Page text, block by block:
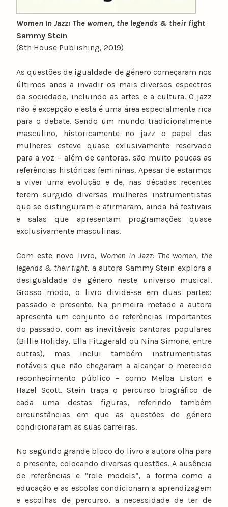
Women In Jazz: The women, the legends & their fight
Sammy Stein
(8th House Publishing, 2019)
As questões de igualdade de género começaram nos
últimos anos a invadir os mais diversos espectros
da sociedade, incluindo as artes e a cultura. O jazz
não é excepção e esta é uma área especialmente rica
para o debate. Sendo um mundo tradicionalmente
masculino, historicamente no jazz o papel das
mulheres esteve quase exlusivamente reservado
para a voz – além de cantoras, são muito poucas as
referências históricas femininas. Apesar de estarmos
a viver uma evolução e de, nas décadas recentes
terem surgido diversas mulheres instrumentistas
que se distinguiram e afirmaram, ainda há festivais
e salas que apresentam programações quase
exclusivamente masculinas.
Com este novo livro, Women In Jazz: The women, the
legends & their fight, a autora Sammy Stein explora a
desigualdade de género neste universo musical.
Grosso modo, o livro divide-se em duas partes:
passado e presente. Na primeira metade a autora
apresenta um conjunto de referências importantes
do passado, com as inevitáveis cantoras populares
(Billie Holiday, Ella Fitzgerald ou Nina Simone, entre
outras), mas inclui também instrumentistas
notáveis que não chegaram a alcançar o merecido
reconhecimento público – como Melba Liston e
Hazel Scott. Stein traça o percurso biográfico de
cada uma destas figuras, referindo também
circunstâncias em que as questões de género
condicionaram as suas carreiras.
No segundo grande bloco do livro a autora olha para
o presente, colocando diversas questões. A ausência
de referências e “role models”, a forma como a
educação e as escolas condicionam a aprendizagem
e escolhas de percurso, a necessidade de ter de